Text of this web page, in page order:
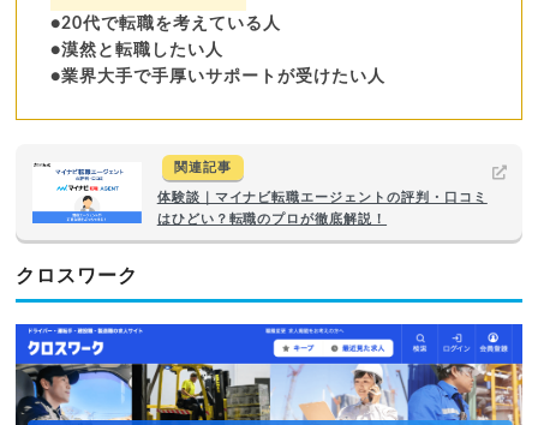
●20代で転職を考えている人
●漠然と転職したい人
●業界大手で手厚いサポートが受けたい人
関連記事
体験談｜マイナビ転職エージェントの評判・口コミ
はひどい？転職のプロが徹底解説！
クロスワーク